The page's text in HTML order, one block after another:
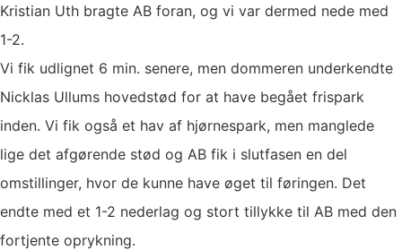
Kristian Uth bragte AB foran, og vi var dermed nede med
1-2.
Vi fik udlignet 6 min. senere, men dommeren underkendte
Nicklas Ullums hovedstød for at have begået frispark
inden. Vi fik også et hav af hjørnespark, men manglede
lige det afgørende stød og AB fik i slutfasen en del
omstillinger, hvor de kunne have øget til føringen. Det
endte med et 1-2 nederlag og stort tillykke til AB med den
fortjente oprykning.